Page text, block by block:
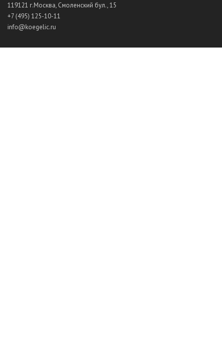
119121 г.Москва, Смоленский бул., 15
+7 (495) 125-10-11
info@koegelic.ru